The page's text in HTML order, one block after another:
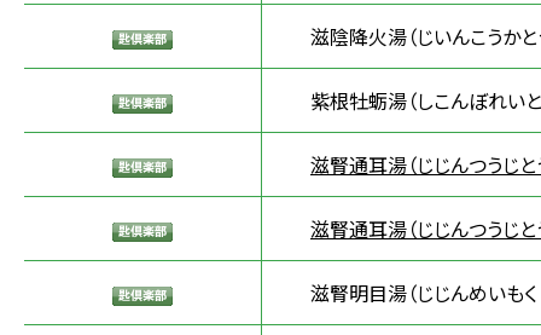
滋陰降火湯（じいんこうかと
紫根牡蛎湯（しこんぼれい
滋腎通耳湯（じじんつうじと
滋腎通耳湯（じじんつうじと
滋腎明目湯（じじんめいもく